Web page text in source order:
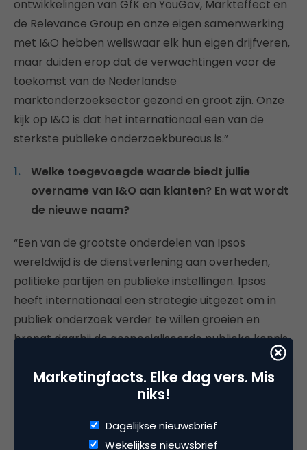
ontwikkelingen van GfK en YouGov, Markteffect en
de Relevance Group en onze eigen samenwerking
met I&O hebben weliswaar elk hun eigen drijfveren,
maar duiden erop dat de verwachtingen voor de
toekomst van de Nederlandse
marktonderzoeksector gezond en groot zijn. Onze
kijk op I&O is dat het internationaal een van de
sterkste publieke onderzoekbureaus is.”
Welke toegevoegde waarde biedt jullie
overname van I&O aan klanten? En wat wordt
de nieuwe naam?
“Een van de grootste onderdelen van Ipsos
wereldwijd is de dienstverlening aan overheden,
politieke partijen en publieke instellingen. Ipsos
heeft internationaal een strategie uitgezet om in
publiek onderzoek verder te willen groeien en
brengt daarbij de gespecialiseerde publieke kennis
en onderzoekmethoden uit andere landen in. Ook
van belang is dat bedrijven in hun strategieën
steeds meer de maatschappelijke context
verwachten we onze groei voor zowel not-for-
Marketingfacts. Elke dag vers. Mis
niks!
Dagelijkse nieuwsbrief
Wekelijkse nieuwsbrief